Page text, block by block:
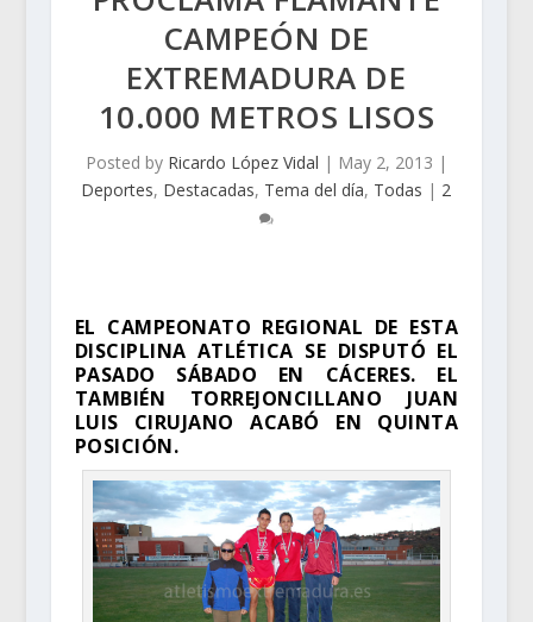
CAMPEÓN DE
EXTREMADURA DE
10.000 METROS LISOS
Posted by Ricardo López Vidal | May 2, 2013 |
Deportes, Destacadas, Tema del día, Todas | 2
EL CAMPEONATO REGIONAL DE ESTA
DISCIPLINA ATLÉTICA SE DISPUTÓ EL
PASADO SÁBADO EN CÁCERES. EL
TAMBIÉN TORREJONCILLANO JUAN
LUIS CIRUJANO ACABÓ EN QUINTA
POSICIÓN.